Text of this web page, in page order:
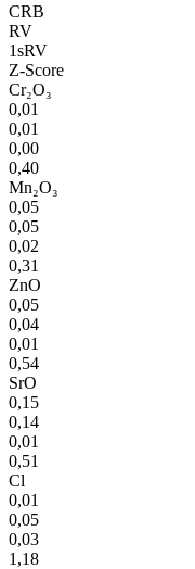
CRB
RV
1sRV
Z-Score
Cr₂O₃
0,01
0,01
0,00
0,40
Mn₂O₃
0,05
0,05
0,02
0,31
ZnO
0,05
0,04
0,01
0,54
SrO
0,15
0,14
0,01
0,51
Cl
0,01
0,05
0,03
1,18